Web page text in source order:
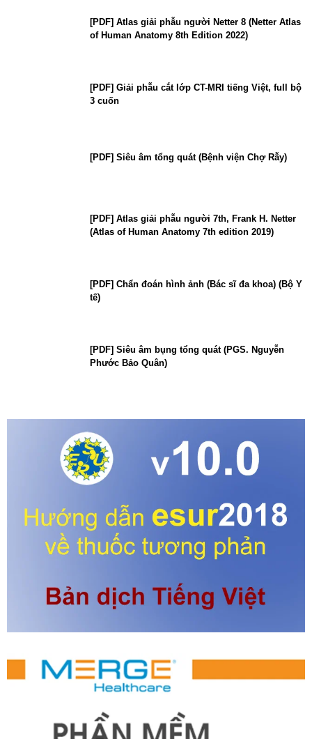
[PDF] Atlas giải phẫu người Netter 8 (Netter Atlas
of Human Anatomy 8th Edition 2022)
[PDF] Giải phẫu cắt lớp CT-MRI tiếng Việt, full bộ
3 cuốn
[PDF] Siêu âm tổng quát (Bệnh viện Chợ Rẫy)
[PDF] Atlas giải phẫu người 7th, Frank H. Netter
(Atlas of Human Anatomy 7th edition 2019)
[PDF] Chẩn đoán hình ảnh (Bác sĩ đa khoa) (Bộ Y
tế)
[PDF] Siêu âm bụng tổng quát (PGS. Nguyễn
Phước Bảo Quân)